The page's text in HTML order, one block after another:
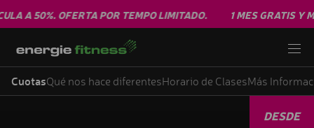
A 50%. OFERTA POR TEMPO LIMITADO. 1 MES GRATIS Y
CuotasQué nos hace diferentesHorario de ClasesMás
DESDE